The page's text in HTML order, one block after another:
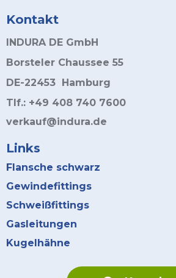
Kontakt
INDURA DE GmbH
Borsteler Chaussee 55
DE-22453 Hamburg
Tlf.: +49 408 740 7600
verkauf@indura.de
Links
Flansche schwarz
Gewindefittings
Schweißfittings
Gasleitungen
Kugelhähne